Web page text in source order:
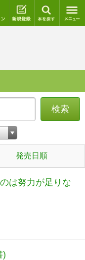
ログイン 新規登録
検索
発売日順
は努力が足りな
)